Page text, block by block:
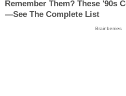
Remember Them? These '90s
—See The Complete List
Brainberries